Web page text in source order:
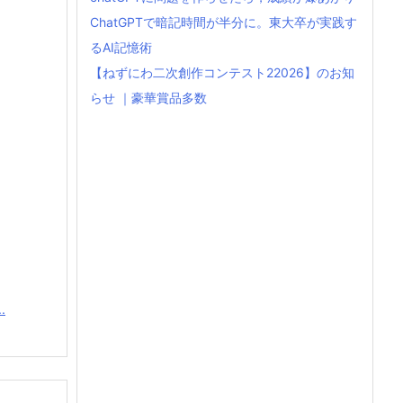
ChatGPTで暗記時間が半分に。東大卒が実践す
るAI記憶術
【ねずにわ二次創作コンテスト22026】のお知
らせ ｜豪華賞品多数